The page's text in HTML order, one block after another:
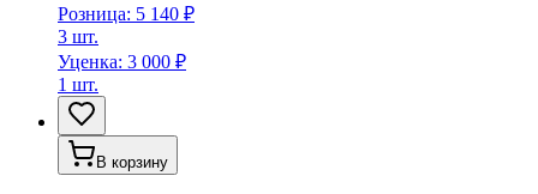
Розница: 5 140 ₽
3 шт.
Уценка: 3 000 ₽
1 шт.
В корзину